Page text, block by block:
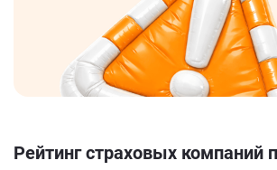
Рейтинг страховых компаний